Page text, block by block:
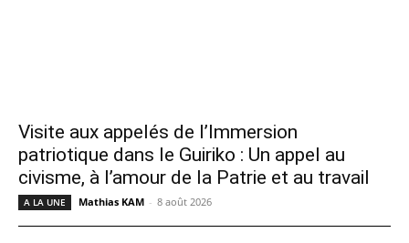
Visite aux appelés de l’Immersion
patriotique dans le Guiriko : Un appel au
civisme, à l’amour de la Patrie et au travail
A LA UNE Mathias KAM - 8 août 2026